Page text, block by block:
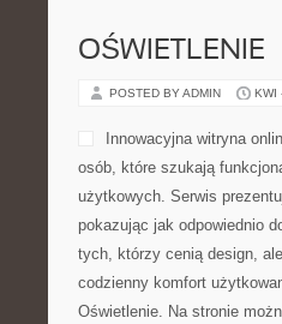
OŚWIETLENIE
POSTED BY ADMIN KWI
Innowacyjna witryna
osób, które szukają
użytkowych. Serwis
pokazując jak odpowiednio
tych, którzy cenią design,
codzienny komfort
Oświetlenie. Na stronie